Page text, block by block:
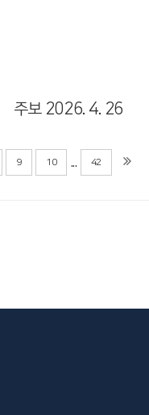
주보 2026. 4. 26
9 10 ... 42